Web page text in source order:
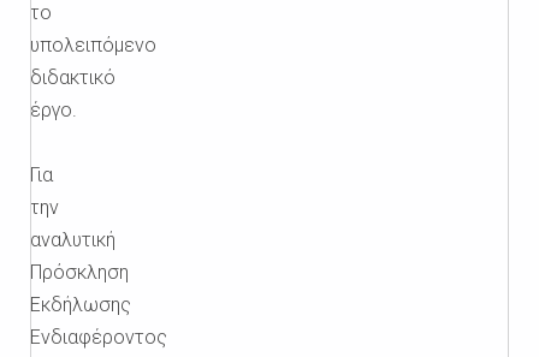
το
υπολειπόμενο
διδακτικό
έργο.
Για
την
αναλυτική
Πρόσκληση
Εκδήλωσης
Ενδιαφέροντος